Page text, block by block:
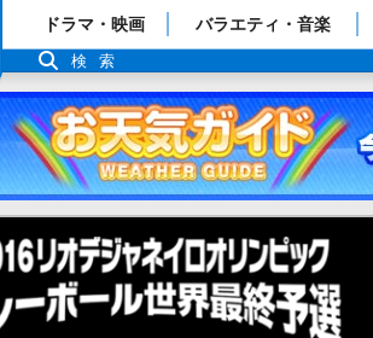
「TBSテレビ」トップページ
番組表
ドラマ・映画 バラエティ・音楽
検索